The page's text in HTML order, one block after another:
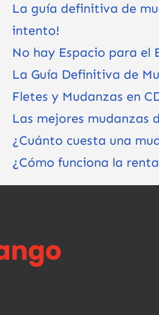
La guía definitiva de
intento!
No hay Espacio para el
La Guía Definitiva de
Fletes y Mudanzas en
Las mejores mudanzas
¿Cuánto cuesta una
¿Cómo funciona la